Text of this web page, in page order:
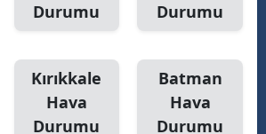
Durumu
Durumu
Kırıkkale
Hava
Durumu
Batman
Hava
Durumu